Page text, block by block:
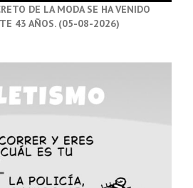
DE LA MODA SE HA VENIDO
43 AÑOS. (05-08-2026)